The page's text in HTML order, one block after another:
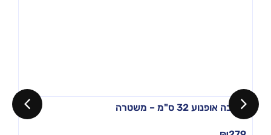
בימבה אופנוע 32 ס"מ – משטרה